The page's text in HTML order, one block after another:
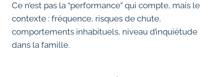
Ce n’est pas la “performance” qui compte, mais le
contexte : fréquence, risques de chute,
comportements inhabituels, niveau d’inquiétude
dans la famille.